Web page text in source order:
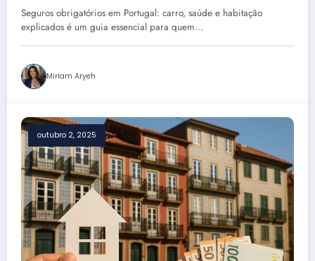
Seguros obrigatórios em Portugal: carro, saúde e habitação
explicados é um guia essencial para quem…
Miriam Aryeh
outubro 2, 2025